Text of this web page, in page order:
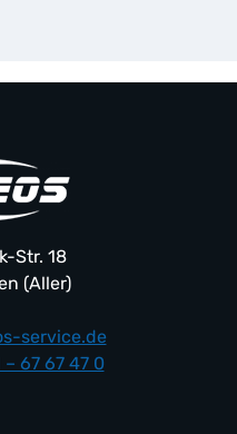
Str. 18
(Aller)
service.de
– 67 67 47 0